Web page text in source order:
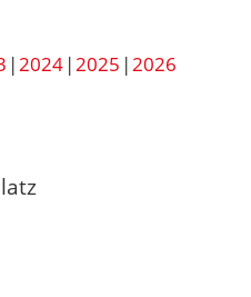
2024 2025 2026